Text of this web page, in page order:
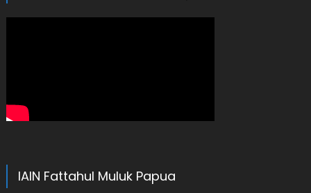
IAIN Fattahul Muluk Papua